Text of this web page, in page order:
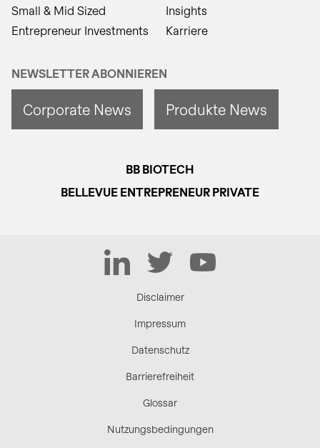
Small & Mid Sized
Entrepreneur Investments
Insights
Karriere
NEWSLETTER ABONNIEREN
Corporate News Produkte News
BB BIOTECH
BELLEVUE ENTREPRENEUR PRIVATE
LinkedIn Twitter YouTube
Disclaimer
Impressum
Datenschutz
Barrierefreiheit
Glossar
Nutzungsbedingungen